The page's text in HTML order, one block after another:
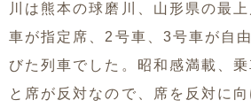
川は熊本の球磨川、山形県の最
車が指定席、2号車、3号車が自
びた列車でした。昭和感満載、
と席が反対なので、席を反対に